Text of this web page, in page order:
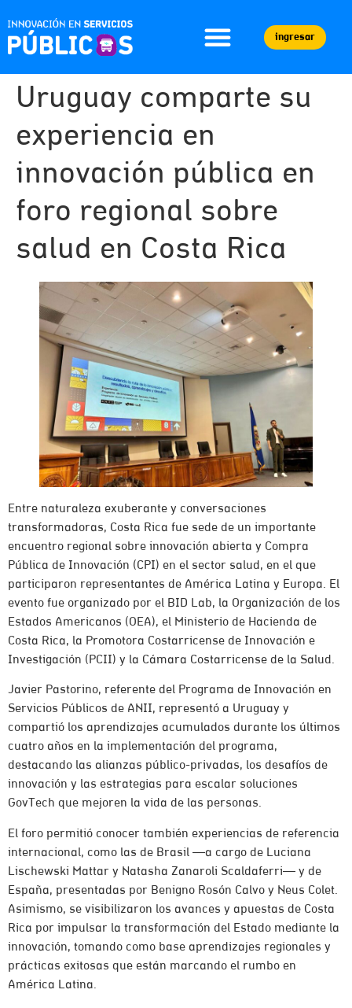
ingresar
Uruguay comparte su
experiencia en
innovación pública en
foro regional sobre
salud en Costa Rica
Entre naturaleza exuberante y conversaciones
transformadoras, Costa Rica fue sede de un importante
encuentro regional sobre innovación abierta y Compra
Pública de Innovación (CPI) en el sector salud, en el que
participaron representantes de América Latina y Europa. El
evento fue organizado por el BID Lab, la Organización de los
Estados Americanos (OEA), el Ministerio de Hacienda de
Costa Rica, la Promotora Costarricense de Innovación e
Investigación (PCII) y la Cámara Costarricense de la Salud.
Javier Pastorino, referente del Programa de Innovación en
Servicios Públicos de ANII, representó a Uruguay y
compartió los aprendizajes acumulados durante los últimos
cuatro años en la implementación del programa,
destacando las alianzas público-privadas, los desafíos de
innovación y las estrategias para escalar soluciones
GovTech que mejoren la vida de las personas.
El foro permitió conocer también experiencias de referencia
internacional, como las de Brasil —a cargo de Luciana
Lischewski Mattar y Natasha Zanaroli Scaldaferri— y de
España, presentadas por Benigno Rosón Calvo y Neus Colet.
Asimismo, se visibilizaron los avances y apuestas de Costa
Rica por impulsar la transformación del Estado mediante la
innovación, tomando como base aprendizajes regionales y
prácticas exitosas que están marcando el rumbo en
América Latina.